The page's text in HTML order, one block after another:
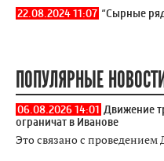
22.08.2024 11:07 “Сырные
ПОПУЛЯРНЫЕ
06.08.2026 14:01 Движение
ограничат в Иванове
Это связано с проведением